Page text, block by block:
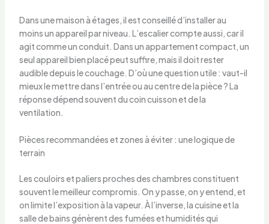
Dans une maison à étages, il est conseillé d’installer au
moins un appareil par niveau. L’escalier compte aussi, car il
agit comme un conduit. Dans un appartement compact, un
seul appareil bien placé peut suffire, mais il doit rester
audible depuis le couchage. D’où une question utile : vaut-il
mieux le mettre dans l’entrée ou au centre de la pièce ? La
réponse dépend souvent du coin cuisson et de la
ventilation.
Pièces recommandées et zones à éviter : une logique de
terrain
Les couloirs et paliers proches des chambres constituent
souvent le meilleur compromis. On y passe, on y entend, et
on limite l’exposition à la vapeur. À l’inverse, la cuisine et la
salle de bains génèrent des fumées et humidités qui